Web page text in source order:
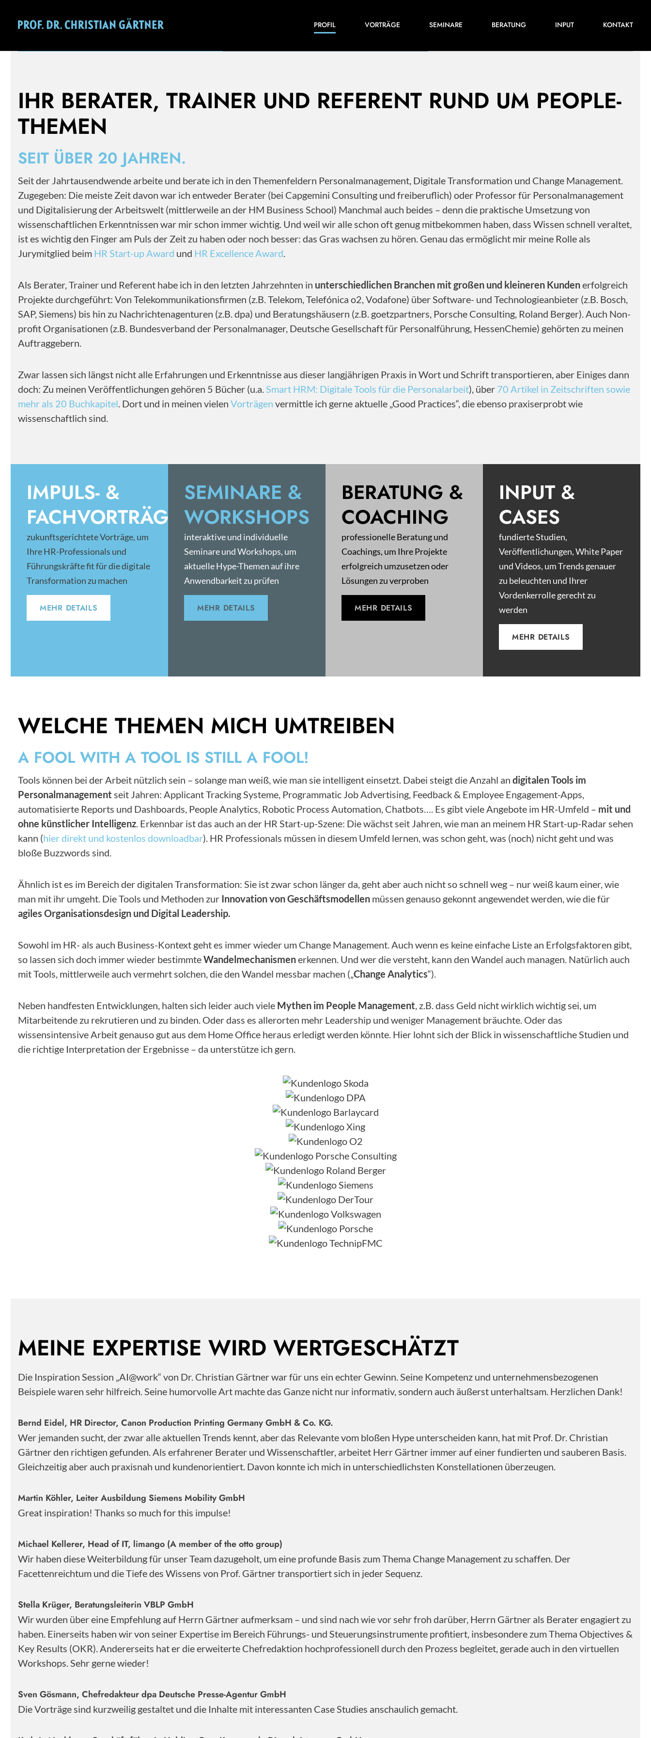
PROFIL VORTRÄGE SEMINARE BERATUNG INPUT KONTAKT
Mehr als 20 Jahre Erfahrung im Personal- und
Change Management.
Veröffentlichungen, Videos und vieles mehr.
IHR BERATER, TRAINER UND REFERENT RUND UM PEOPLE-
THEMEN
SEIT ÜBER 20 JAHREN.
Seit der Jahrtausendwende arbeite und berate ich in den Themenfeldern Personalmanagement, Digitale Transformation und Change Management.
Zugegeben: Die meiste Zeit davon war ich entweder Berater (bei Capgemini Consulting und freiberuflich) oder Professor für Personalmanagement
und Digitalisierung der Arbeitswelt (mittlerweile an der HM Business School) Manchmal auch beides – denn die praktische Umsetzung von
wissenschaftlichen Erkenntnissen war mir schon immer wichtig. Und weil wir alle schon oft genug mitbekommen haben, dass Wissen schnell veraltet,
ist es wichtig den Finger am Puls der Zeit zu haben oder noch besser: das Gras wachsen zu hören. Genau das ermöglicht mir meine Rolle als
Jurymitglied beim HR Start-up Award und HR Excellence Award.
Als Berater, Trainer und Referent habe ich in den letzten Jahrzehnten in unterschiedlichen Branchen mit großen und kleineren Kundenerfolgreich
Projekte durchgeführt: Von Telekommunikationsfirmen (z.B. Telekom, Telefónica o2, Vodafone) über Software- und Technologieanbieter (z.B. Bosch,
SAP, Siemens) bis hin zu Nachrichtenagenturen (z.B. dpa) und Beratungshäusern (z.B. goetzpartners, Porsche Consulting, Roland Berger). Auch Non-
profit Organisationen (z.B. Bundesverband der Personalmanager, Deutsche Gesellschaft für Personalführung, HessenChemie) gehörten zu meinen
Auftraggebern.
Zwar lassen sich längst nicht alle Erfahrungen und Erkenntnisse aus dieser langjährigen Praxis in Wort und Schrift transportieren, aber Einiges dann
doch: Zu meinen Veröffentlichungen gehören 5 Bücher (u.a.Smart HRM: Digitale Tools für die Personalarbeit), über 70 Artikel in Zeitschriften sowie
mehr als 20 Buchkapitel. Dort und in meinen vielen Vorträgen vermittle ich gerne aktuelle „Good Practices“, die ebenso praxiserprobt wie
wissenschaftlich sind.
IMPULS- &
FACHVORTRÄGE
zukunftsgerichtete Vorträge, um
Ihre HR-Professionals und
Führungskräfte fit für die digitale
Transformation zu machen
MEHR DETAILS
SEMINARE &
WORKSHOPS
interaktive und individuelle
Seminare und Workshops, um
aktuelle Hype-Themen auf ihre
Anwendbarkeit zu prüfen
MEHR DETAILS
BERATUNG &
COACHING
professionelle Beratung und
Coachings, um Ihre Projekte
erfolgreich umzusetzen oder
Lösungen zu verproben
MEHR DETAILS
INPUT &
CASES
fundierte Studien,
Veröffentlichungen, White Paper
und Videos, um Trends genauer
zu beleuchten und Ihrer
Vordenkerrolle gerecht zu
werden
MEHR DETAILS
WELCHE THEMEN MICH UMTREIBEN
A FOOL WITH A TOOL IS STILL A FOOL!
Tools können bei der Arbeit nützlich sein – solange man weiß, wie man sie intelligent einsetzt. Dabei steigt die Anzahl an digitalen Tools im
Personalmanagement seit Jahren: Applicant Tracking Systeme, Programmatic Job Advertising, Feedback & Employee Engagement-Apps,
automatisierte Reports und Dashboards, People Analytics, Robotic Process Automation, Chatbots…. Es gibt viele Angebote im HR-Umfeld – mit und
ohne künstlicher Intelligenz . Erkennbar ist das auch an der HR Start-up-Szene: Die wächst seit Jahren, wie man an meinem HR Start-up-Radar sehen
kann (hier direkt und kostenlos downloadbar). HR Professionals müssen in diesem Umfeld lernen, was schon geht, was (noch) nicht geht und was
bloße Buzzwords sind.
Ähnlich ist es im Bereich der digitalen Transformation: Sie ist zwar schon länger da, geht aber auch nicht so schnell weg – nur weiß kaum einer, wie
man mit ihr umgeht. Die Tools und Methoden zur Innovation von Geschäftsmodellen müssen genauso gekonnt angewendet werden, wie die für
agiles Organisationsdesign und Digital Leadership.
Sowohl im HR- als auch Business-Kontext geht es immer wieder um Change Management. Auch wenn es keine einfache Liste an Erfolgsfaktoren gibt,
so lassen sich doch immer wieder bestimmteWandelmechanismenerkennen. Und wer die versteht, kann den Wandel auch managen. Natürlich auch
mit Tools, mittlerweile auch vermehrt solchen, die den Wandel messbar machen („Change Analytics“).
Neben handfesten Entwicklungen, halten sich leider auch viele Mythen im People Management , z.B. dass Geld nicht wirklich wichtig sei, um
Mitarbeitende zu rekrutieren und zu binden. Oder dass es allerorten mehr Leadership und weniger Management bräuchte. Oder das
wissensintensive Arbeit genauso gut aus dem Home Office heraus erledigt werden könnte. Hier lohnt sich der Blick in wissenschaftliche Studien und
die richtige Interpretation der Ergebnisse – da unterstütze ich gern.
MEINE EXPERTISE WIRD WERTGESCHÄTZT
Die Inspiration Session „AI@work“ von Dr. Christian Gärtner war für uns ein echter Gewinn. Seine Kompetenz und unternehmensbezogenen
Beispiele waren sehr hilfreich. Seine humorvolle Art machte das Ganze nicht nur informativ, sondern auch äußerst unterhaltsam. Herzlichen Dank!
Bernd Eidel, HR Director, Canon Production Printing Germany GmbH & Co. KG.
Wer jemanden sucht, der zwar alle aktuellen Trends kennt, aber das Relevante vom bloßen Hype unterscheiden kann, hat mit Prof. Dr. Christian
Gärtner den richtigen gefunden. Als erfahrener Berater und Wissenschaftler, arbeitet Herr Gärtner immer auf einer fundierten und sauberen Basis.
Gleichzeitig aber auch praxisnah und kundenorientiert. Davon konnte ich mich in unterschiedlichsten Konstellationen überzeugen.
Martin Köhler, Leiter Ausbildung Siemens Mobility GmbH
Great inspiration! Thanks so much for this impulse!
Michael Kellerer, Head of IT, limango (A member of the otto group)
Wir haben diese Weiterbildung für unser Team dazugeholt, um eine profunde Basis zum Thema Change Management zu schaffen. Der
Facettenreichtum und die Tiefe des Wissens von Prof. Gärtner transportiert sich in jeder Sequenz.
Stella Krüger, Beratungsleiterin VBLP GmbH
Wir wurden über eine Empfehlung auf Herrn Gärtner aufmerksam – und sind nach wie vor sehr froh darüber, Herrn Gärtner als Berater engagiert zu
haben. Einerseits haben wir von seiner Expertise im Bereich Führungs- und Steuerungsinstrumente profitiert, insbesondere zum Thema Objectives &
Key Results (OKR). Andererseits hat er die erweiterte Chefredaktion hochprofessionell durch den Prozess begleitet, gerade auch in den virtuellen
Workshops. Sehr gerne wieder!
Sven Gösmann, Chefredakteur dpa Deutsche Presse-Agentur GmbH
Die Vorträge sind kurzweilig gestaltet und die Inhalte mit interessanten Case Studies anschaulich gemacht.